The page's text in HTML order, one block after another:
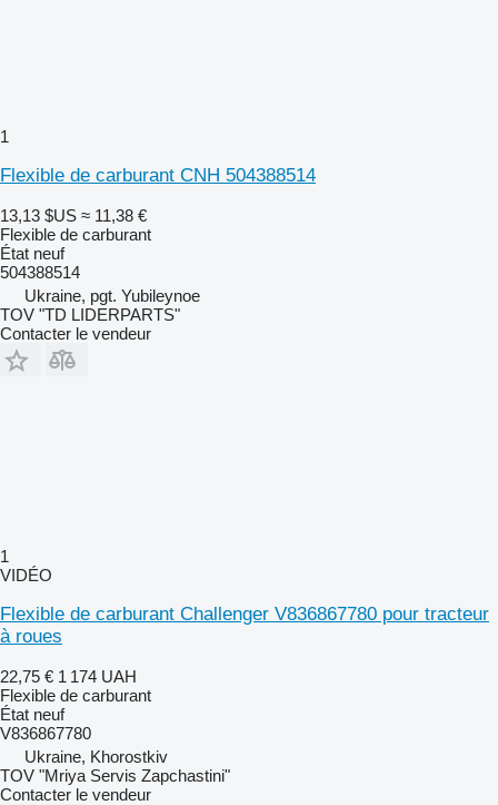
1
Flexible de carburant CNH 504388514
13,13 $US ≈ 11,38 €
Flexible de carburant
État neuf
504388514
Ukraine, pgt. Yubileynoe
TOV "TD LIDERPARTS"
Contacter le vendeur
1
VIDÉO
Flexible de carburant Challenger V836867780 pour tracteur
à roues
22,75 € 1 174 UAH
Flexible de carburant
État neuf
V836867780
Ukraine, Khorostkiv
TOV "Mriya Servis Zapchastini"
Contacter le vendeur